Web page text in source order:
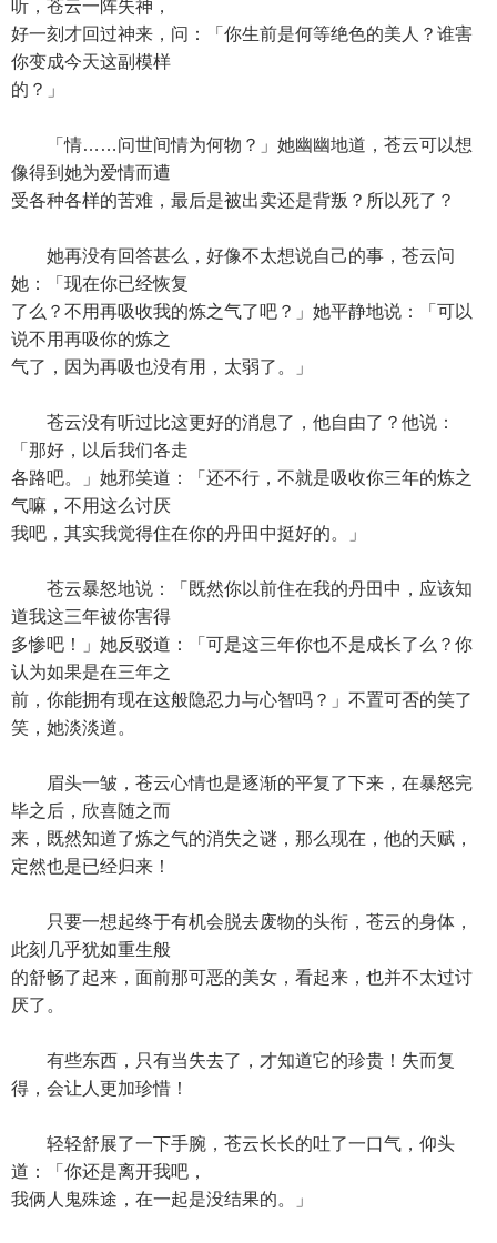
听，苍云一阵失神，
好一刻才回过神来，问：「你生前是何等绝色的美人？谁害
你变成今天这副模样
的？」
「情……问世间情为何物？」她幽幽地道，苍云可以想
像得到她为爱情而遭
受各种各样的苦难，最后是被出卖还是背叛？所以死了？
她再没有回答甚么，好像不太想说自己的事，苍云问
她：「现在你已经恢复
了么？不用再吸收我的炼之气了吧？」她平静地说：「可以
说不用再吸你的炼之
气了，因为再吸也没有用，太弱了。」
苍云没有听过比这更好的消息了，他自由了？他说：
「那好，以后我们各走
各路吧。」她邪笑道：「还不行，不就是吸收你三年的炼之
气嘛，不用这么讨厌
我吧，其实我觉得住在你的丹田中挺好的。」
苍云暴怒地说：「既然你以前住在我的丹田中，应该知
道我这三年被你害得
多惨吧！」她反驳道：「可是这三年你也不是成长了么？你
认为如果是在三年之
前，你能拥有现在这般隐忍力与心智吗？」不置可否的笑了
笑，她淡淡道。
眉头一皱，苍云心情也是逐渐的平复了下来，在暴怒完
毕之后，欣喜随之而
来，既然知道了炼之气的消失之谜，那么现在，他的天赋，
定然也是已经归来！
只要一想起终于有机会脱去废物的头衔，苍云的身体，
此刻几乎犹如重生般
的舒畅了起来，面前那可恶的美女，看起来，也并不太过讨
厌了。
有些东西，只有当失去了，才知道它的珍贵！失而复
得，会让人更加珍惜！
轻轻舒展了一下手腕，苍云长长的吐了一口气，仰头
道：「你还是离开我吧，
我俩人鬼殊途，在一起是没结果的。」